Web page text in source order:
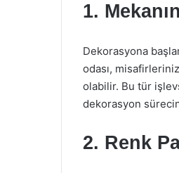
1.
Dekorasyona
odası,
olabilir. Bu tür
dekorasyon
2. Renk